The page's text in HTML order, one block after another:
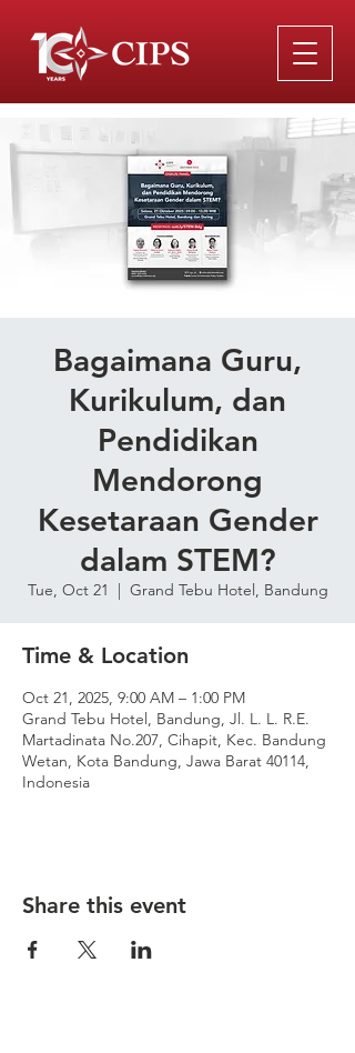
Bagaimana Guru,
Kurikulum, dan
Pendidikan
Mendorong
Kesetaraan Gender
dalam STEM?
Tue, Oct 21
  |
Grand Tebu Hotel, Bandung
Time & Location
Oct 21, 2025, 9:00 AM – 1:00 PM
Grand Tebu Hotel, Bandung, Jl. L. L. R.E.
Martadinata No.207, Cihapit, Kec. Bandung
Wetan, Kota Bandung, Jawa Barat 40114,
Indonesia
Share this event